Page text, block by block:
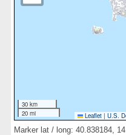
30 km
20 mi
Leaflet | U.S.
Marker lat / long: 40.838184,